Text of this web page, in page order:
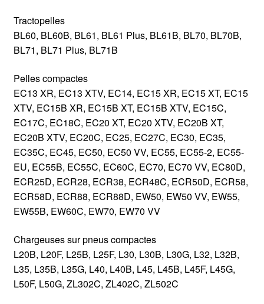
Tractopelles
BL60, BL60B, BL61, BL61 Plus, BL61B, BL70, BL70B,
BL71, BL71 Plus, BL71B
Pelles compactes
EC13 XR, EC13 XTV, EC14, EC15 XR, EC15 XT, EC15
XTV, EC15B XR, EC15B XT, EC15B XTV, EC15C,
EC17C, EC18C, EC20 XT, EC20 XTV, EC20B XT,
EC20B XTV, EC20C, EC25, EC27C, EC30, EC35,
EC35C, EC45, EC50, EC50 VV, EC55, EC55-2, EC55-
EU, EC55B, EC55C, EC60C, EC70, EC70 VV, EC80D,
ECR25D, ECR28, ECR38, ECR48C, ECR50D, ECR58,
ECR58D, ECR88, ECR88D, EW50, EW50 VV, EW55,
EW55B, EW60C, EW70, EW70 VV
Chargeuses sur pneus compactes
L20B, L20F, L25B, L25F, L30, L30B, L30G, L32, L32B,
L35, L35B, L35G, L40, L40B, L45, L45B, L45F, L45G,
L50F, L50G, ZL302C, ZL402C, ZL502C